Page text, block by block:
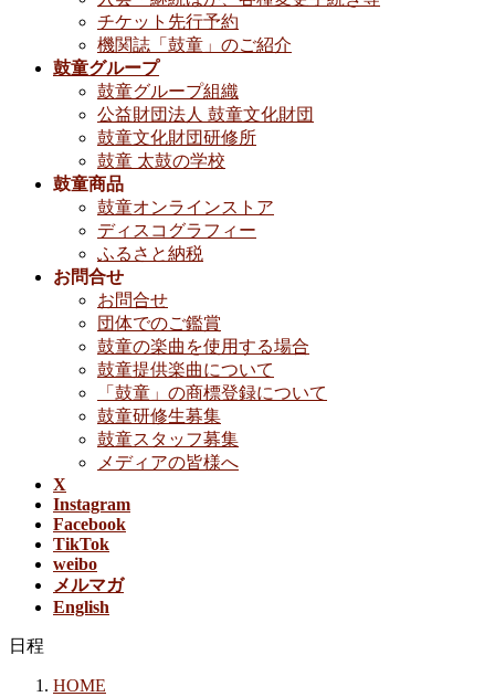
チケット先行予約
機関誌「鼓童」のご紹介
鼓童グループ
鼓童グループ組織
公益財団法人 鼓童文化財団
鼓童文化財団研修所
鼓童 太鼓の学校
鼓童商品
鼓童オンラインストア
ディスコグラフィー
ふるさと納税
お問合せ
お問合せ
団体でのご鑑賞
鼓童の楽曲を使用する場合
鼓童提供楽曲について
「鼓童」の商標登録について
鼓童研修生募集
鼓童スタッフ募集
メディアの皆様へ
X
Instagram
Facebook
TikTok
weibo
メルマガ
English
日程
HOME